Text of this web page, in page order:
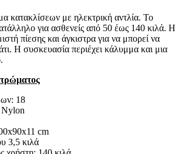
κατακλίσεων με ηλεκτρική αντλία. Το
για ασθενείς από 50 έως 140 κιλά. Η
πίεσης και άγκιστρα για να μπορεί να
Η συσκευασία περιέχει κάλυμμα και μια
18
cm
3,5 κιλά